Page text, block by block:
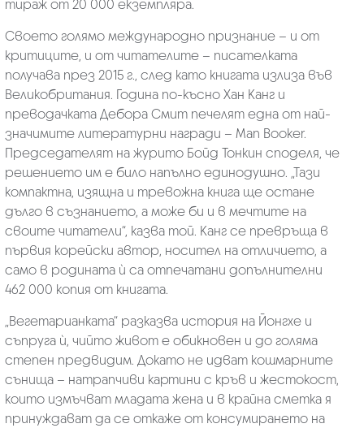
тираж от 20 000 екземпляра.
Своето голямо международно признание – и от
критиците, и от читателите – писателката
получава през 2015 г., след като книгата излиза във
Великобритания. Година по-късно Хан Канг и
преводачката Дебора Смит печелят една от най-
значимите литературни награди – Man Booker.
Председателят на журито Бойд Тонкин споделя, че
решението им е било напълно единодушно. „Тази
компактна, изящна и тревожна книга ще остане
дълго в съзнанието, а може би и в мечтите на
своите читатели“, казва той. Канг се превръща в
първия корейски автор, носител на отличието, а
само в родината ѝ са отпечатани допълнителни
462 000 копия от книгата.
„Вегетарианката“ разказва история на Йонгхе и
съпруга ѝ, чийто живот е обикновен и до голяма
степен предвидим. Докато не идват кошмарните
сънища – натрапчиви картини с кръв и жестокост,
които измъчват младата жена и в крайна сметка я
принуждават да се откаже от консумирането на